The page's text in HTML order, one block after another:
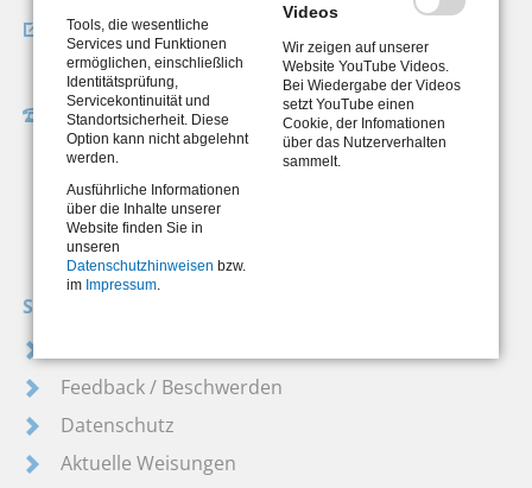
Wegbeschreibung
So finden Sie uns
Hotline der Eingangszone
Montag bis Freitag
08:00 bis 12:30 Uhr
0 21 91 / 95 18 - 222
Service
Feedback / Beschwerden
Datenschutz
Aktuelle Weisungen
Tools, die wesentliche
Services und Funktionen
ermöglichen, einschließlich
Identitätsprüfung,
Servicekontinuität und
Standortsicherheit. Diese
Option kann nicht abgelehnt
werden.
Ausführliche Informationen
über die Inhalte unserer
Website finden Sie in
unseren
Datenschutzhinweisen bzw.
im Impressum.
Videos
Wir zeigen auf unserer
Website YouTube Videos.
Bei Wiedergabe der Videos
setzt YouTube einen
Cookie, der Infomationen
über das Nutzerverhalten
sammelt.